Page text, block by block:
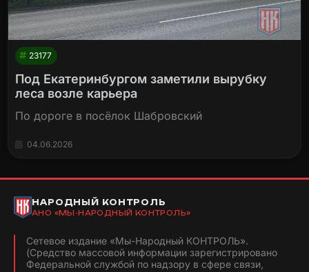
23177
Под Екатеринбургом заметили вырубку
леса возле карьера
По дороге в посёлок Шабровский
04.06.2026
НАРОДНЫЙ КОНТРОЛЬ
АНО «МЫ-НАРОДНЫЙ КОНТРОЛЬ»
Сетевое издание «Мы-Народный КОНТРОЛЬ».
(Средство массовой информации зарегистрировано
Федеральной службой по надзору в сфере связи,